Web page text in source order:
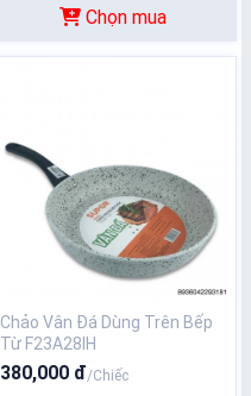
Chọn mua
Chảo Vân Đá Dùng Trên Bếp
Từ F23A28IH
380,000 đ/Chiếc